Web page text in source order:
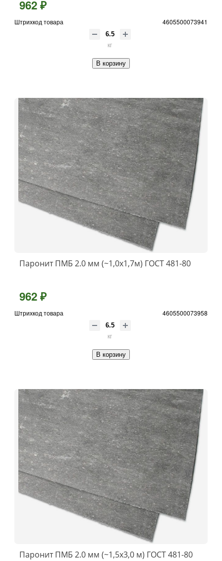
962 ₽
Штрихкод товара 4605500073941
кг
В корзину
Паронит ПМБ 2.0 мм (~1,0х1,7м) ГОСТ 481-80
962 ₽
Штрихкод товара 4605500073958
кг
В корзину
Паронит ПМБ 2.0 мм (~1,5х3,0 м) ГОСТ 481-80